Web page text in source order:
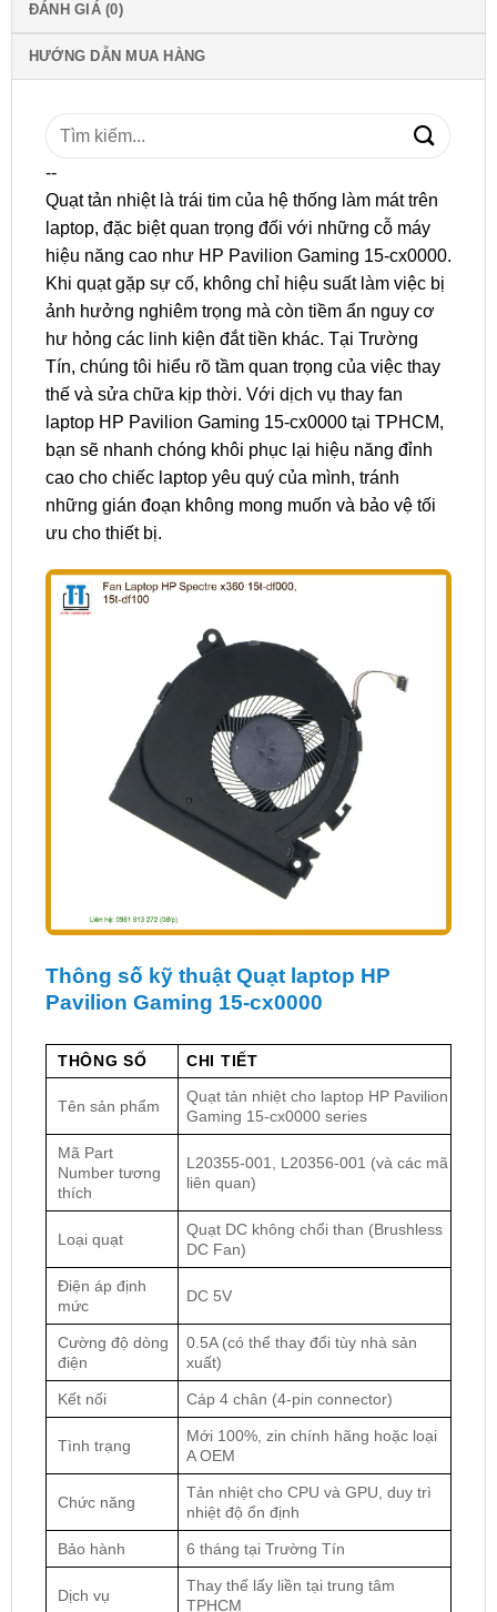
ĐÁNH GIÁ (0)
HƯỚNG DẪN MUA HÀNG
Tìm
--
Quạt tản nhiệt là trái tim của hệ thống làm mát trên
laptop, đặc biệt quan trọng đối với những cỗ máy
hiệu năng cao như HP Pavilion Gaming 15-cx0000.
Khi quạt gặp sự cố, không chỉ hiệu suất làm việc bị
ảnh hưởng nghiêm trọng mà còn tiềm ẩn nguy cơ
hư hỏng các linh kiện đắt tiền khác. Tại Trường
Tín, chúng tôi hiểu rõ tầm quan trọng của việc thay
thế và sửa chữa kịp thời. Với dịch vụ thay fan
laptop HP Pavilion Gaming 15-cx0000 tại TPHCM,
bạn sẽ nhanh chóng khôi phục lại hiệu năng đỉnh
cao cho chiếc laptop yêu quý của mình, tránh
những gián đoạn không mong muốn và bảo vệ tối
ưu cho thiết bị.
Thông số kỹ thuật Quạt laptop HP
Pavilion Gaming 15-cx0000
THÔNG SỐ CHI TIẾT
Tên sản phẩm
Quạt tản nhiệt cho laptop HP Pavilion
Gaming 15-cx0000 series
Mã Part
Number tương
thích
L20355-001, L20356-001 (và các mã
liên quan)
Loại quạt
Quạt DC không chổi than (Brushless
DC Fan)
Điện áp định
mức
DC 5V
Cường độ dòng
điện
0.5A (có thể thay đổi tùy nhà sản
xuất)
Kết nối Cáp 4 chân (4-pin connector)
Tình trạng
Mới 100%, zin chính hãng hoặc loại
A OEM
Chức năng
Tản nhiệt cho CPU và GPU, duy trì
nhiệt độ ổn định
Bảo hành 6 tháng tại Trường Tín
Dịch vụ
Thay thế lấy liền tại trung tâm
TPHCM